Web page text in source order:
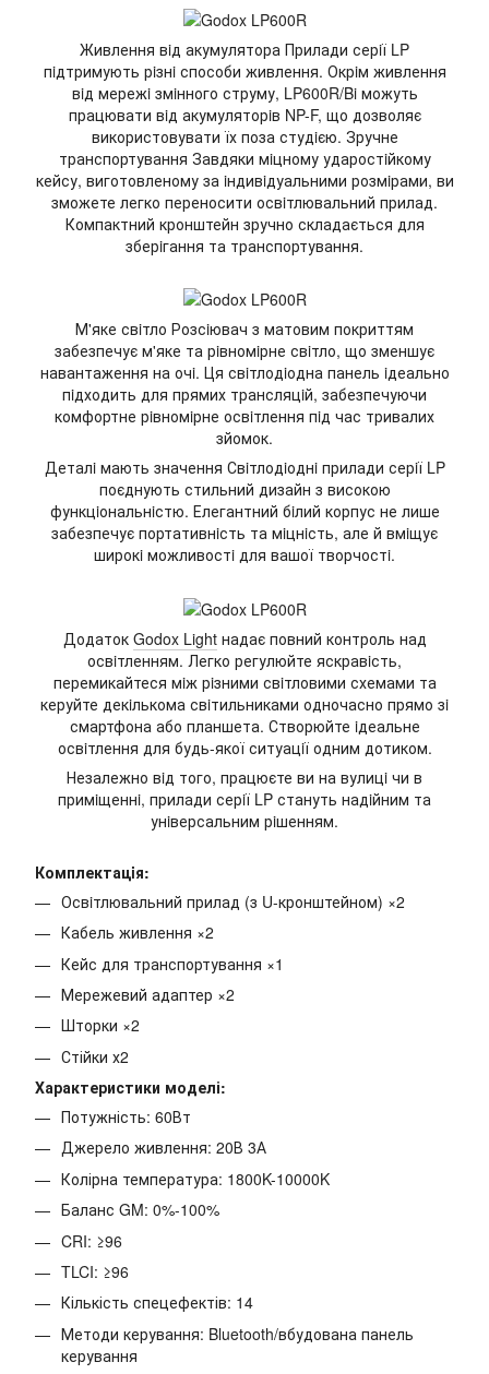
Живлення вiд акумулятора Прилади серiї LP
пiдтримують рiзнi способи живлення. Окрiм живлення
вiд мережi змiнного струму, LP600R/Bi можуть
працювати вiд акумуляторiв NP-F, що дозволяє
використовувати їх поза студiєю. Зручне
транспортування Завдяки мiцному ударостiйкому
кейсу, виготовленому за iндивiдуальними розмiрами, ви
зможете легко переносити освiтлювальний прилад.
Компактний кронштейн зручно складається для
зберiгання та транспортування.
М'яке свiтло Розсiювач з матовим покриттям
забезпечує м'яке та рiвномiрне свiтло, що зменшує
навантаження на очi. Ця свiтлодiодна панель iдеально
пiдходить для прямих трансляцiй, забезпечуючи
комфортне рiвномiрне освiтлення пiд час тривалих
зйомок.
Деталi мають значення Свiтлодiоднi прилади серiї LP
поєднують стильний дизайн з високою
функцiональнiстю. Елегантний бiлий корпус не лише
забезпечує портативнiсть та мiцнiсть, але й вмiщує
широкi можливостi для вашої творчостi.
Додаток Godox Lightнадає повний контроль над
освiтленням. Легко регулюйте яскравiсть,
перемикайтеся мiж рiзними свiтловими схемами та
керуйте декiлькома свiтильниками одночасно прямо зi
смартфона або планшета. Створюйте iдеальне
освiтлення для будь-якої ситуацiї одним дотиком.
Незалежно вiд того, працюєте ви на вулицi чи в
примiщеннi, прилади серiї LP стануть надiйним та
унiверсальним рiшенням.
Комплектацiя:
Освiтлювальний прилад (з U-кронштейном) ×2
Кабель живлення ×2
Кейс для транспортування ×1
Мережевий адаптер ×2
Шторки ×2
Стійки х2
Характеристики моделі:
Потужність: 60Вт
Джерело живлення: 20В 3А
Колірна температура: 1800K-10000K
Баланс GM: 0%-100%
CRI: ≥96
TLCI: ≥96
Кількість спецефектів: 14
Методи керування: Bluetooth/вбудована панель
керування